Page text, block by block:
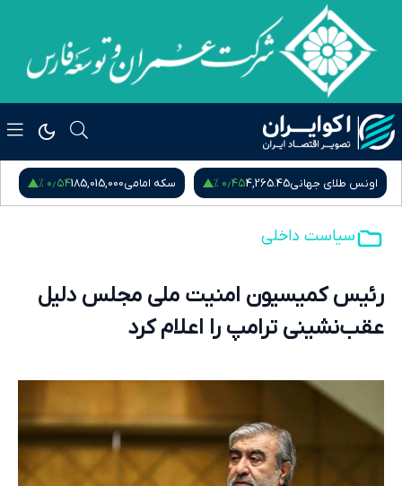
اونس طلای جهانی4,265.45۰٫۴۵ % سکه امامی185,015,000۰٫۵۴ %
سیاست داخلی
رئیس کمیسیون امنیت ملی مجلس دلیل
عقب‌نشینی ترامپ را اعلام کرد